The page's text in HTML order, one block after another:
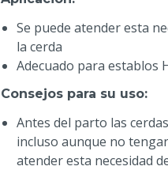
Se puede atender esta
la cerda
Adecuado para establos
Consejos para su uso:
Antes del parto las
incluso aunque no
atender esta necesidad